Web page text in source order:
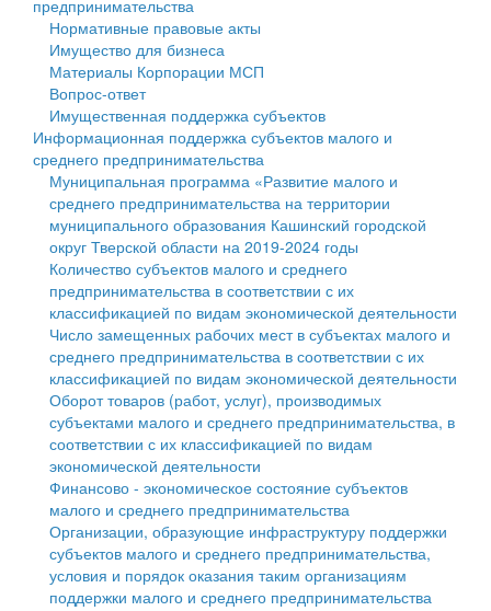
Государственные услуги
Промышленность и АПК
Экономика и бизнес
...
Символика
Устав
Гостям округа
Туризм
Культура
Образование
Здравоохранение
Социальная защита
Фотоальбом
муниципального округа Тверской области
Администрация Кашинского муниципального округа
Тверской области
Управление сельскими территориями
Открытые данные
Работа с обращениями граждан
Муниципальный контроль
Муниципальные услуги
Проекты административных регламентов
Антимонопольный комплаенс
Противодействие коррупции
Финансовое управление
Бюджет для граждан
Имущество
Выявление правообладателей ранее учтенных
объектов недвижимости
Имущественная поддержка субъектов малого и
среднего предпринимательства
Информационная поддержка субъектов малого и
среднего предпринимательства
Муниципальные программы
Контрольно-счетная палата
Персональные данные
Оценка регулирующего воздействия
Деятельность МУ
предпринимательства
Нормативные правовые акты
Имущество для бизнеса
Материалы Корпорации МСП
Вопрос-ответ
Имущественная поддержка субъектов
Информационная поддержка субъектов малого и
среднего предпринимательства
Муниципальная программа «Развитие малого и
среднего предпринимательства на территории
муниципального образования Кашинский городской
округ Тверской области на 2019-2024 годы
Количество субъектов малого и среднего
предпринимательства в соответствии с их
классификацией по видам экономической деятельности
Число замещенных рабочих мест в субъектах малого и
среднего предпринимательства в соответствии с их
классификацией по видам экономической деятельности
Оборот товаров (работ, услуг), производимых
субъектами малого и среднего предпринимательства, в
соответствии с их классификацией по видам
экономической деятельности
Финансово - экономическое состояние субъектов
малого и среднего предпринимательства
Организации, образующие инфраструктуру поддержки
субъектов малого и среднего предпринимательства,
условия и порядок оказания таким организациям
поддержки малого и среднего предпринимательства